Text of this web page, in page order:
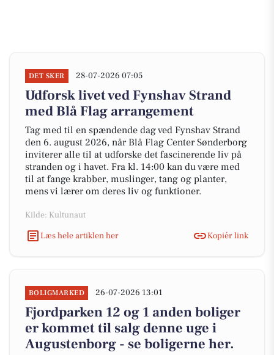
DET SKER 28-07-2026 07:05
Udforsk livet ved Fynshav Strand
med Blå Flag arrangement
Tag med til en spændende dag ved Fynshav Strand
den 6. august 2026, når Blå Flag Center Sønderborg
inviterer alle til at udforske det fascinerende liv på
stranden og i havet. Fra kl. 14:00 kan du være med
til at fange krabber, muslinger, tang og planter,
mens vi lærer om deres liv og funktioner.
Kilde: Kultunaut
Læs hele artiklen her
Kopiér link
BOLIGMARKED 26-07-2026 13:01
Fjordparken 12 og 1 anden boliger
er kommet til salg denne uge i
Augustenborg - se boligerne her.